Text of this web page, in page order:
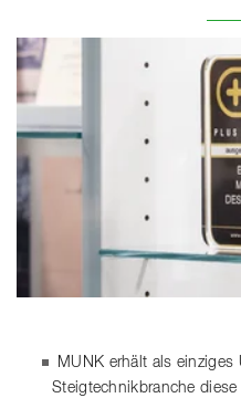
MUNK erhält als einziges
Steigtechnikbranche